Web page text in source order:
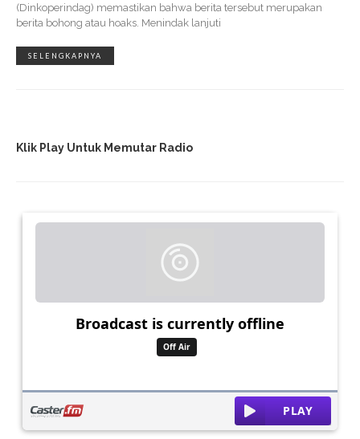
(Dinkoperindag) memastikan bahwa berita tersebut merupakan
berita bohong atau hoaks. Menindak lanjuti
SELENGKAPNYA
Klik Play Untuk Memutar Radio